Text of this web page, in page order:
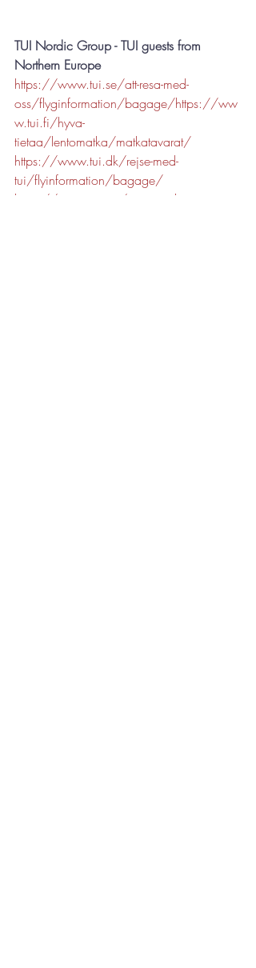
TUI Nordic Group - TUI guests from
Northern Europe
https://www.tui.se/att-resa-med-
oss/flyginformation/bagage/https://ww
w.tui.fi/hyva-
tietaa/lentomatka/matkatavarat/
https://www.tui.dk/rejse-med-
tui/flyinformation/bagage/
https://www.tui.no/reise-med-